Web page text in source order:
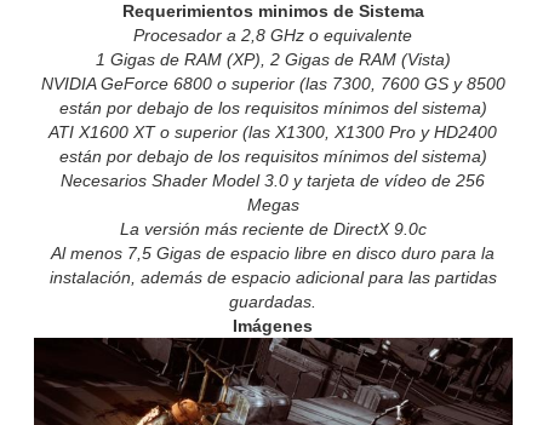
Requerimientos minimos de Sistema
Procesador a 2,8 GHz o equivalente
1 Gigas de RAM (XP), 2 Gigas de RAM (Vista)
NVIDIA GeForce 6800 o superior (las 7300, 7600 GS y 8500
están por debajo de los requisitos mínimos del sistema)
ATI X1600 XT o superior (las X1300, X1300 Pro y HD2400
están por debajo de los requisitos mínimos del sistema)
Necesarios Shader Model 3.0 y tarjeta de vídeo de 256
Megas
La versión más reciente de DirectX 9.0c
Al menos 7,5 Gigas de espacio libre en disco duro para la
instalación, además de espacio adicional para las partidas
guardadas.
Imágenes